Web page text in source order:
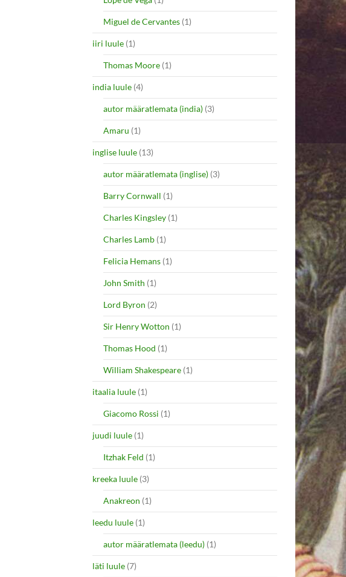
Miguel de Cervantes (1)
iiri luule (1)
Thomas Moore (1)
india luule (4)
autor määratlemata (india) (3)
Amaru (1)
inglise luule (13)
autor määratlemata (inglise) (3)
Barry Cornwall (1)
Charles Kingsley (1)
Charles Lamb (1)
Felicia Hemans (1)
John Smith (1)
Lord Byron (2)
Sir Henry Wotton (1)
Thomas Hood (1)
William Shakespeare (1)
itaalia luule (1)
Giacomo Rossi (1)
juudi luule (1)
Itzhak Feld (1)
kreeka luule (3)
Anakreon (1)
leedu luule (1)
autor määratlemata (leedu) (1)
läti luule (7)